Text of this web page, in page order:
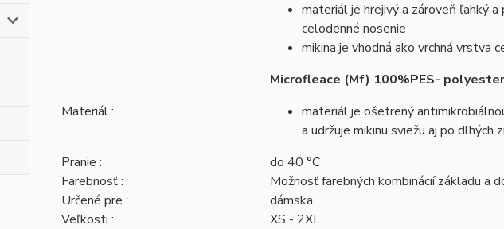
materiál je hrejivý a zároveň ľahký a
celodenné nosenie
mikina je vhodná ako vrchná vrstva
Materiál :
Microfleace (Mf) 100%PES- polyester
materiál je ošetrený
a udržuje mikinu sviežu aj po dlhých
Pranie :
do 40 °C
Farebnosť :
Možnosť farebných kombinácií základu a
Určené pre :
dámska
Veľkosti :
XS - 2XL